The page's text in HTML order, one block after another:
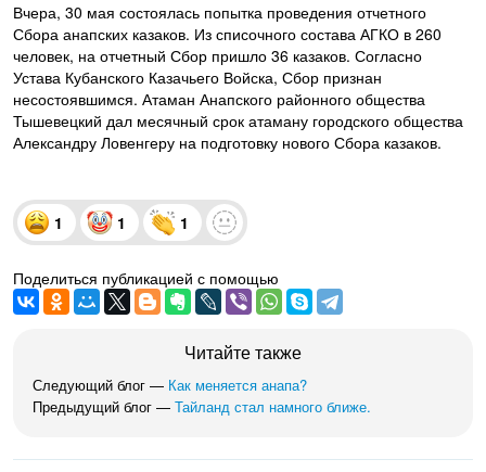
Вчера, 30 мая состоялась попытка проведения отчетного
Сбора анапских казаков. Из списочного состава АГКО в 260
человек, на отчетный Сбор пришло 36 казаков. Согласно
Устава Кубанского Казачьего Войска, Сбор признан
несостоявшимся. Атаман Анапского районного общества
Тышевецкий дал месячный срок атаману городского общества
Александру Ловенгеру на подготовку нового Сбора казаков.
1 1 1
Поделиться публикацией с помощью
Читайте также
Следующий блог — Как меняется анапа?
Предыдущий блог — Тайланд стал намного ближе.